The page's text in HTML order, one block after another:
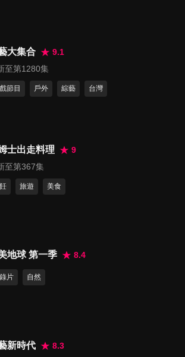
第39集 親子反目會考賽
第41集 非常男女
47
分鐘
大集合
9.1
至第1280集
節目 戶外 綜藝 台灣
士出走料理
9
至第367集
旅遊 美食
地球 第一季 8.4
片 自然
新時代
8.3